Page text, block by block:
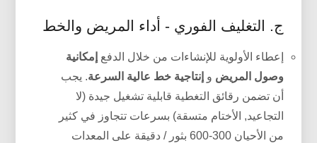
ج. التغليف الفوري - أداء المريض والخط
إعطاء الأولوية للإنشاءات من خلال الدفع إمكانية
وصول المريض و إنتاجية خط عالية السرعة. يجب
أن تضمن رقائق التغطية قابلية تشغيل جيدة (لا
التجاعيد, الأختام متسقة) بسرعات تتجاوز في كثير
من الأحيان 300-600 بثور / دقيقة على المعدات